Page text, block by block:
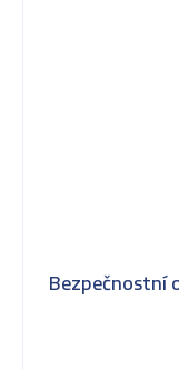
Bezpečnostní